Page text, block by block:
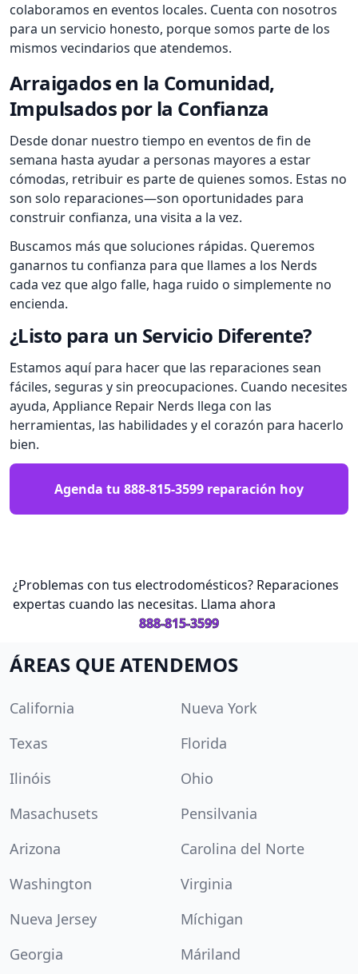
colaboramos en eventos locales. Cuenta con nosotros
para un servicio honesto, porque somos parte de los
mismos vecindarios que atendemos.
Arraigados en la Comunidad,
Impulsados por la Confianza
Desde donar nuestro tiempo en eventos de fin de
semana hasta ayudar a personas mayores a estar
cómodas, retribuir es parte de quienes somos. Estas no
son solo reparaciones—son oportunidades para
construir confianza, una visita a la vez.
Buscamos más que soluciones rápidas. Queremos
ganarnos tu confianza para que llames a los Nerds
cada vez que algo falle, haga ruido o simplemente no
encienda.
¿Listo para un Servicio Diferente?
Estamos aquí para hacer que las reparaciones sean
fáciles, seguras y sin preocupaciones. Cuando necesites
ayuda, Appliance Repair Nerds llega con las
herramientas, las habilidades y el corazón para hacerlo
bien.
Agenda tu 888-815-3599 reparación hoy
¿Problemas con tus electrodomésticos? Reparaciones
expertas cuando las necesitas. Llama ahora
888-815-3599
ÁREAS QUE ATENDEMOS
California
Nueva York
Texas
Florida
Ilinóis
Ohio
Masachusets
Pensilvania
Arizona
Carolina del Norte
Washington
Virginia
Nueva Jersey
Míchigan
Georgia
Máriland